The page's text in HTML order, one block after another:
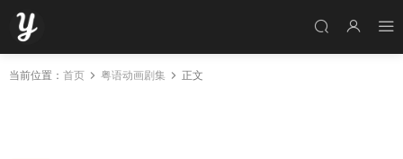
当前位置： 首页 粤语动画剧集 正文